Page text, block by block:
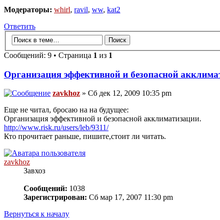
Модераторы: whirl, ravil, ww, kat2
Ответить
Сообщений: 9 • Страница 1 из 1
Организация эффективной и безопасной
zavkhoz » Сб дек 12, 2009 10:35 pm
Еще не читал, бросаю на на будущее:
Организация эффективной и безопасной акклиматизации.
http://www.risk.ru/users/leb/9311/
Кто прочитает раньше, пишите,стоит ли читать.
zavkhoz
Завхоз
Сообщений: 1038
Зарегистрирован: Сб мар 17, 2007 11:30 pm
Вернуться к началу